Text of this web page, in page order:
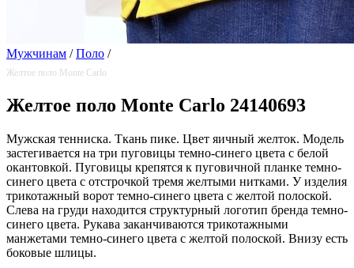
Мужчинам / Поло /
Желтое поло Monte Carlo
Желтое поло Monte Carlo 24140693
Мужская тенниска. Ткань пике. Цвет яичный желток. Модель
застегивается на три пуговицы темно-синего цвета с белой
окантовкой. Пуговицы крепятся к пуговичной планке темно-
синего цвета с отстрочкой тремя желтыми нитками. У изделия
трикотажный ворот темно-синего цвета с желтой полоской.
Слева на груди находится структурный логотип бренда темно-
синего цвета. Рукава заканчиваются трикотажными
манжетами темно-синего цвета с желтой полоской. Внизу есть
боковые шлицы.